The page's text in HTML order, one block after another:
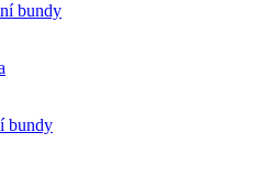
bundy
bundy